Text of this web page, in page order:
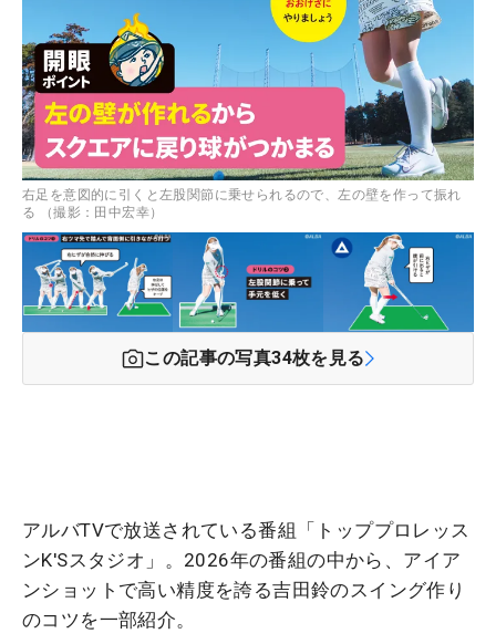
右足を意図的に引くと左股関節に乗せられるので、左の壁を作って振れ
る （撮影：田中宏幸）
この記事の写真34枚を見る
アルバTVで放送されている番組「トッププロレッス
ンK'Sスタジオ」。2026年の番組の中から、アイア
ンショットで高い精度を誇る吉田鈴のスイング作り
のコツを一部紹介。